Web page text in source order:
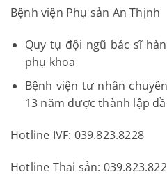
Bệnh viện Phụ sản An Thịnh
Quy tụ đội ngũ bác sĩ
phụ khoa
Bệnh viện tư nhân
13 năm được thành lập
Hotline IVF: 039.823.8228
Hotline Thai sản: